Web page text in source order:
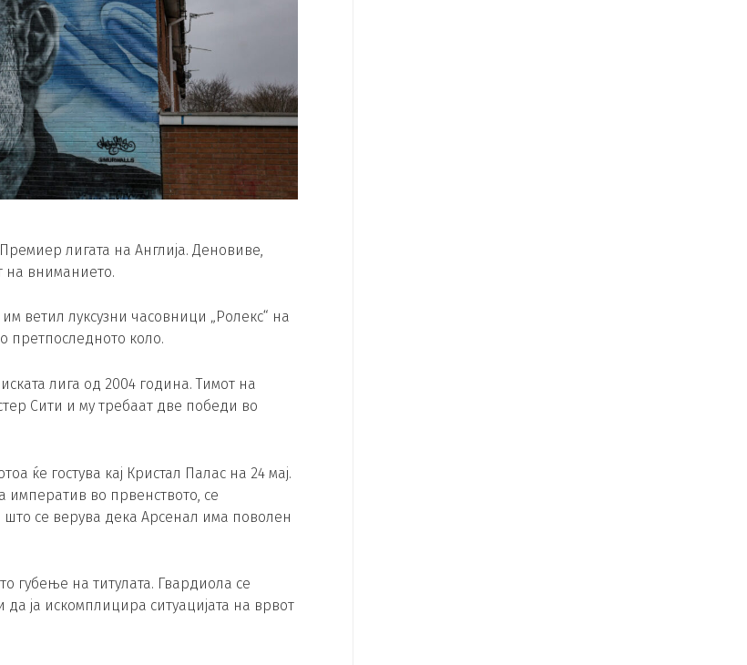
лигата на Англија. Деновиве,
на вниманието.
ветил луксузни часовници „Ролекс“ на
претпоследното коло.
лига од 2004 година. Тимот на
Сити и му требаат две победи во
ќе гостува кај Кристал Палас на 24 мај.
императив во првенството, се
се верува дека Арсенал има поволен
губење на титулата. Гвардиола се
ја искомплицира ситуацијата на врвот